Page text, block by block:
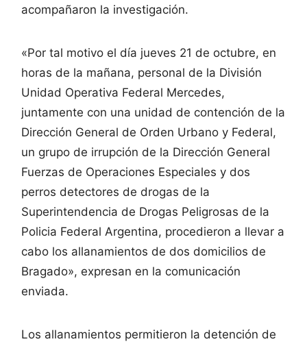
acompañaron la investigación.
«Por tal motivo el día jueves 21 de octubre, en
horas de la mañana, personal de la División
Unidad Operativa Federal Mercedes,
juntamente con una unidad de contención de la
Dirección General de Orden Urbano y Federal,
un grupo de irrupción de la Dirección General
Fuerzas de Operaciones Especiales y dos
perros detectores de drogas de la
Superintendencia de Drogas Peligrosas de la
Policia Federal Argentina, procedieron a llevar a
cabo los allanamientos de dos domicilios de
Bragado», expresan en la comunicación
enviada.
Los allanamientos permitieron la detención de